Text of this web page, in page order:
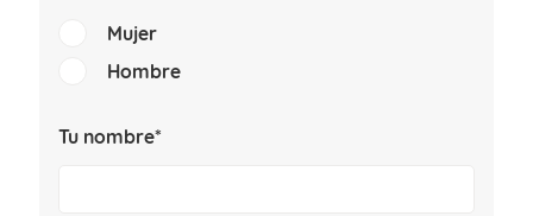
Mujer
Hombre
Tu nombre*